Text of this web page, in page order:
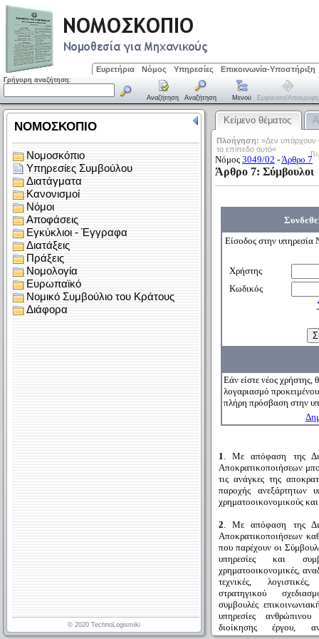
Ευρετήρια Νόμος Υπηρεσίες Επικοινωνία-Υποστήριξη
Γρήγορη αναζήτηση:
Αναζήτηση Αναζήτηση Μενού Εμφάνιση/απόκρυψη
Κείμενο θέματος